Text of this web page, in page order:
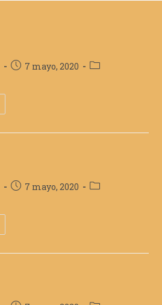
Publicación
7 mayo, 2020
Categoría
Publicación
7 mayo, 2020
Categoría